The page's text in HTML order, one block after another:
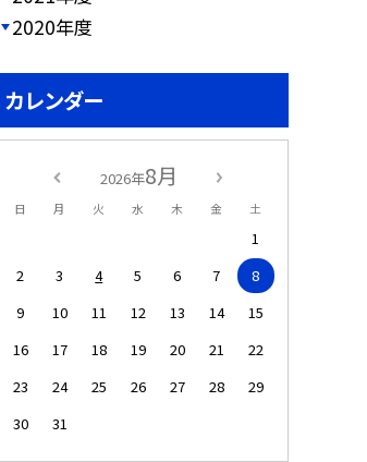
2020年度
カレンダー
2026年8月
日 月 火 水 木 金 土
1
2
3 4 5 6 7
8
9
10 11 12 13 14
15
16
17 18 19 20 21
22
23
24 25 26 27 28
29
30
31